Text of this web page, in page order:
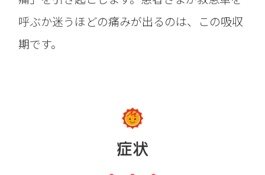
呼ぶか迷うほどの痛みが出るのは、この吸収
期です。
症状